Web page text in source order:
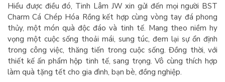
Hiểu được điều đó, Tinh Lâm JW xin gửi đến mọi người BST
Charm Cá Chép Hóa Rồng kết hợp cùng vòng tay đá phong
thủy, một món quà độc đáo và tinh tế. Mang theo niềm hy
vọng một cuộc sống thoải mái, sung túc, đem lại sự ổn định
trong công việc, thăng tiến trong cuộc sống. Đồng thời, với
thiết kế ấn phẩm hộp tinh tế, sang trọng. Vô cùng thích hợp
làm quà tặng tết cho gia đình, bạn bè, đồng nghiệp.